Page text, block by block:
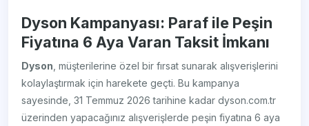
Dyson Kampanyası: Paraf ile Peşin
Fiyatına 6 Aya Varan Taksit İmkanı
Dyson , müşterilerine özel bir fırsat sunarak alışverişlerini
kolaylaştırmak için harekete geçti. Bu kampanya
sayesinde, 31 Temmuz 2026 tarihine kadar dyson.com.tr
üzerinden yapacağınız alışverişlerde peşin fiyatına 6 aya